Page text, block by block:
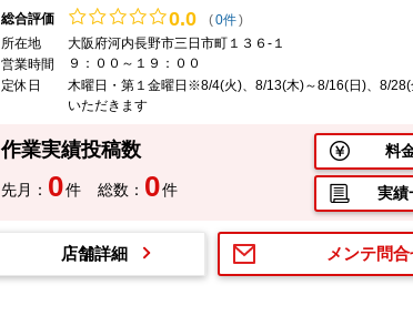
総合評価 0.0 (0件)
所在地
大阪府河内長野市三日市町１３６-１
営業時間
９：００～１９：００
定休日
木曜日・第１金曜日※8/4(火)、8/13(木)～8/16(日)、8/28(
いただきます
作業実績投稿数
先月： 0件 総数： 0件
料
実績
メンテ問合
店舗詳細